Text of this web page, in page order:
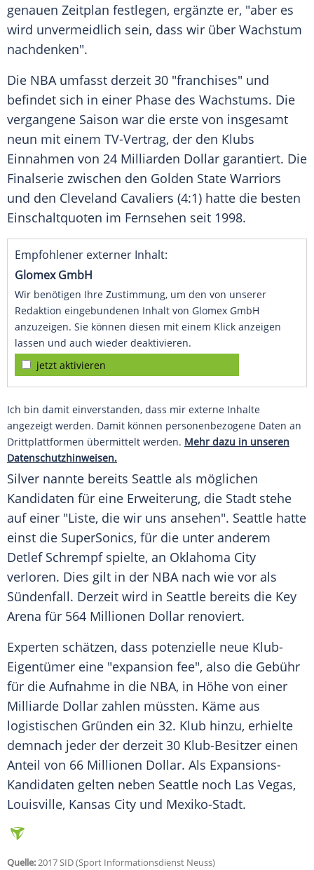
genauen Zeitplan festlegen, ergänzte er, "aber es
wird unvermeidlich sein, dass wir über Wachstum
nachdenken".
Die NBAumfasst derzeit 30 "franchises" und
befindet sich in einer Phase des Wachstums. Die
vergangene Saison war die erste von insgesamt
neun mit einem TV-Vertrag, der den Klubs
Einnahmen von 24 Milliarden Dollar garantiert. Die
Finalserie zwischen den Golden State Warriors
und den Cleveland Cavaliers (4:1) hatte die besten
Einschaltquoten im Fernsehen seit 1998.
Empfohlener externer Inhalt:
Glomex GmbH
Wir benötigen Ihre Zustimmung, um den von unserer
Redaktion eingebundenen Inhalt von Glomex GmbH
anzuzeigen. Sie können diesen mit einem Klick anzeigen
lassen und auch wieder deaktivieren.
jetzt aktivieren
Ich bin damit einverstanden, dass mir externe Inhalte
angezeigt werden. Damit können personenbezogene Daten an
Drittplattformen übermittelt werden. Mehr dazu in unseren
Datenschutzhinweisen.
Silver nannte bereits Seattle als möglichen
Kandidaten für eine Erweiterung, die Stadt stehe
auf einer "Liste, die wir uns ansehen". Seattle hatte
einst die SuperSonics, für die unter anderem
Detlef Schrempfspielte, an Oklahoma City
verloren. Dies gilt in der NBAnach wie vor als
Sündenfall. Derzeit wird in Seattle bereits die Key
Arena für 564 Millionen Dollar renoviert.
Experten schätzen, dass potenzielle neue Klub-
Eigentümer eine "expansion fee", also die Gebühr
für die Aufnahme in die NBA, in Höhe von einer
Milliarde Dollar zahlen müssten. Käme aus
logistischen Gründen ein 32. Klub hinzu, erhielte
demnach jeder der derzeit 30 Klub-Besitzer einen
Anteil von 66 Millionen Dollar. Als Expansions-
Kandidaten gelten neben Seattle noch Las Vegas,
Louisville, Kansas City und Mexiko-Stadt.
Quelle:2017 SID (Sport Informationsdienst Neuss)